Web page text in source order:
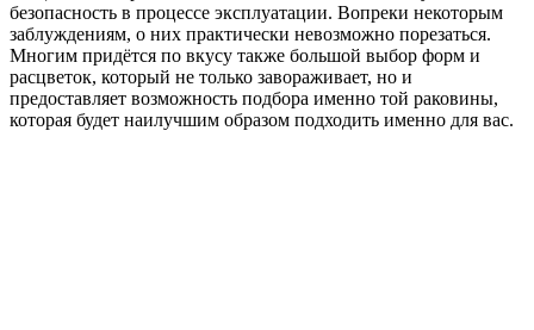
безопасность в процессе эксплуатации. Вопреки некоторым
заблуждениям, о них практически невозможно порезаться.
Многим придётся по вкусу также большой выбор форм и
расцветок, который не только завораживает, но и
предоставляет возможность подбора именно той раковины,
которая будет наилучшим образом подходить именно для вас.